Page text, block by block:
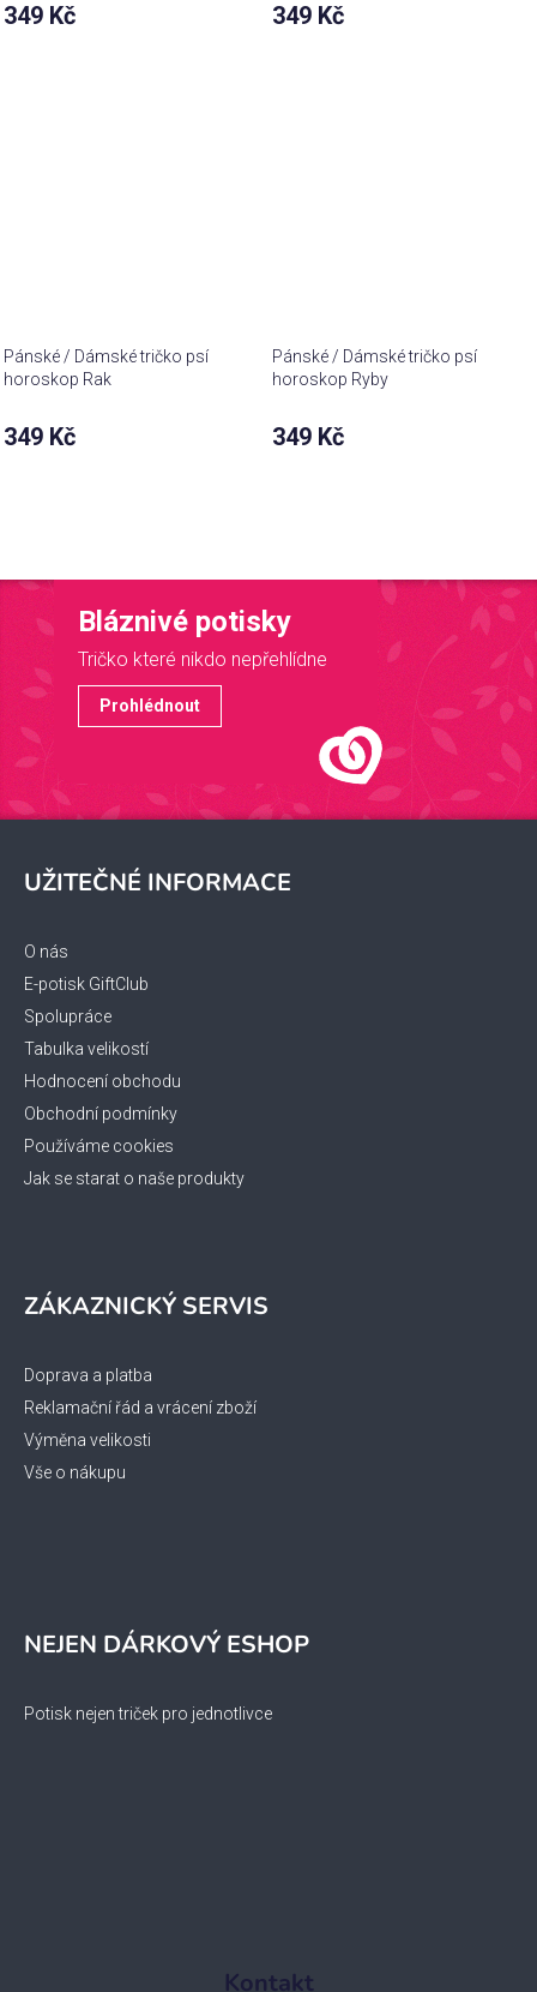
349 Kč 349 Kč
Pánské / Dámské tričko psí
horoskop Rak
349 Kč
Pánské / Dámské tričko psí
horoskop Ryby
349 Kč
Bláznivé potisky
Tričko které nikdo nepřehlídne
Prohlédnout
UŽITEČNÉ INFORMACE
O nás
E-potisk GiftClub
Spolupráce
Tabulka velikostí
Hodnocení obchodu
Obchodní podmínky
Používáme cookies
Jak se starat o naše produkty
ZÁKAZNICKÝ SERVIS
Doprava a platba
Reklamační řád a vrácení zboží
Výměna velikosti
Vše o nákupu
NEJEN DÁRKOVÝ ESHOP
Potisk nejen triček pro jednotlivce
Kontakt